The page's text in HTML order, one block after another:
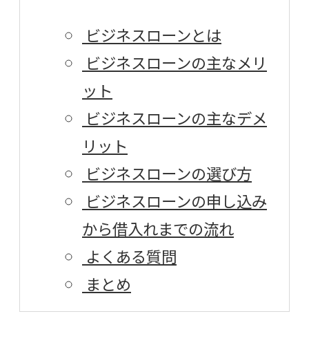
ビジネスローンとは
ビジネスローンの主なメリ
ット
ビジネスローンの主なデメ
リット
ビジネスローンの選び方
ビジネスローンの申し込み
から借入れまでの流れ
よくある質問
まとめ